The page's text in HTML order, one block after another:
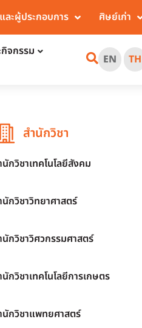
ละผู้ประกอบการ ศิษย์เก่า
กิจกรรม
EN TH
สำนักวิชา
นักวิชาเทคโนโลยีสังคม
นักวิชาวิทยาศาสตร์
นักวิชาวิศวกรรมศาสตร์
นักวิชาเทคโนโลยีการเกษตร
นักวิชาแพทยศาสตร์